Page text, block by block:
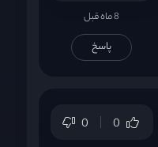
8 ماه قبل
پاسخ
0 0